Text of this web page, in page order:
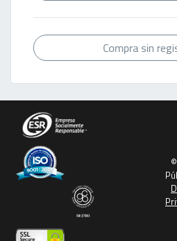
Compra sin